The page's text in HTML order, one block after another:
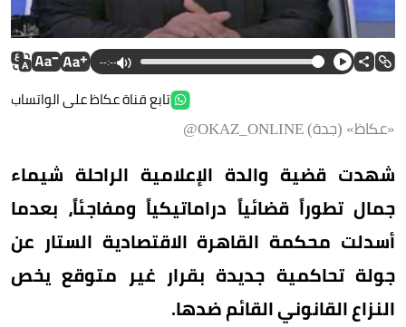
--:--
تابع قناة عكاظ على الواتساب
«عكاظ» (جدة) OKAZ_ONLINE@
شهدت قضية والدة الإعلامية الراحلة شيماء
جمال تطوراً قضائياً دراماتيكياً ومفاجئاً، بعدما
أسدلت محكمة القاهرة الاقتصادية الستار عن
جولة تحاكمية جديدة بقرار غير متوقع يخص
النزاع القانوني القائم ضدها.